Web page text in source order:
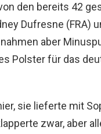
den bereits 42
Dufresne (FRA)
aber
Polster für das
sie lieferte mit
zwar, aber